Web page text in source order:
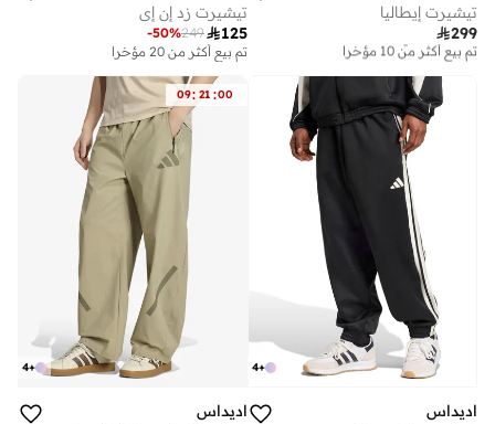
تيشيرت إيطاليا
299
توصيل مجاني
تم بيع أكثر من 10 مؤخرا
تم بيع أكثر من 10 مؤخرا
تيشيرت زد إن إي
125
249
-50%
تم بيع أكثر من 20 مؤخرا
+
4
اديداس
09: 21 :00
+
4
اديداس